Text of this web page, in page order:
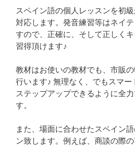
スペイン語の個人レッスンを初
対応します。発音練習等はネイ
すので、正確に、そして正しく
習得頂けます♪
教材はお使いの教材でも、市販
行います♪ 無理なく、でもスマー
ステップアップできるように全
す。
また、場面に合わせたスペイン
ン致します。例えば、商談の際